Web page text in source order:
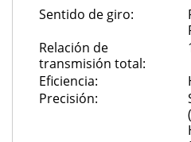
Sentido de giro:
Relación de
transmisión total:
Eficiencia:
Precisión: